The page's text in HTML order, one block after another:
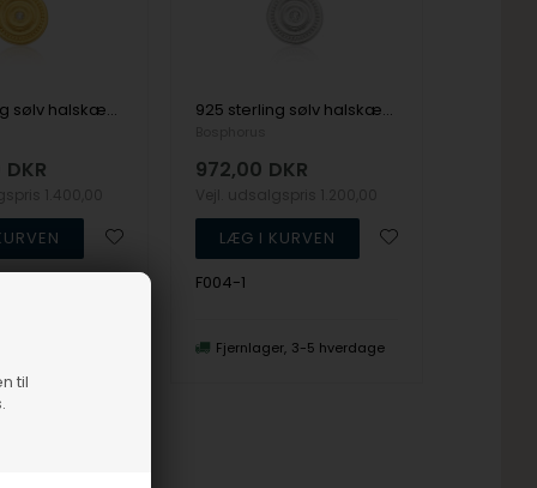
til
925 sterling sølv halskæde FRIDA med mat, forgyldt overflade fra Bosphorus
DKR
925 sterling sølv halskæde FRIDA med mat overflade fra Bosphorus
972,00 DKR
F004-1
Fjernlager 3-5 hverdage